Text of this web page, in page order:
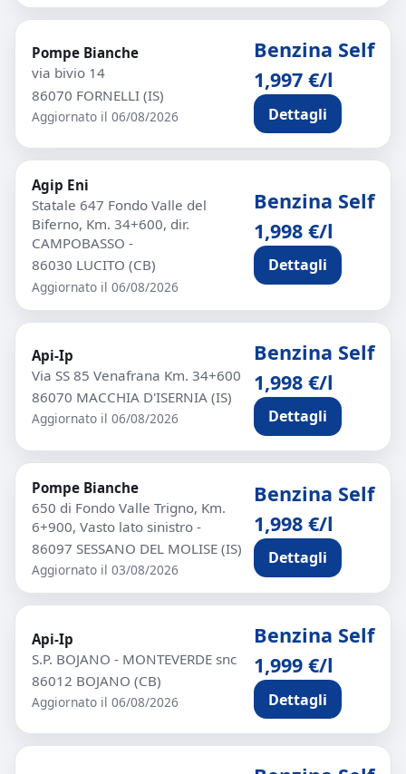
Pompe Bianche
via bivio 14
86070 FORNELLI (IS)
Aggiornato il 06/08/2026
Benzina Self
1,997 €/l
Dettagli
Agip Eni
Statale 647 Fondo Valle del
Biferno, Km. 34+600, dir.
CAMPOBASSO -
86030 LUCITO (CB)
Aggiornato il 06/08/2026
Benzina Self
1,998 €/l
Dettagli
Api-Ip
Via SS 85 Venafrana Km. 34+600
86070 MACCHIA D'ISERNIA (IS)
Aggiornato il 06/08/2026
Benzina Self
1,998 €/l
Dettagli
Pompe Bianche
650 di Fondo Valle Trigno, Km.
6+900, Vasto lato sinistro -
86097 SESSANO DEL MOLISE (IS)
Aggiornato il 03/08/2026
Benzina Self
1,998 €/l
Dettagli
Api-Ip
S.P. BOJANO - MONTEVERDE snc
86012 BOJANO (CB)
Aggiornato il 06/08/2026
Benzina Self
1,999 €/l
Dettagli